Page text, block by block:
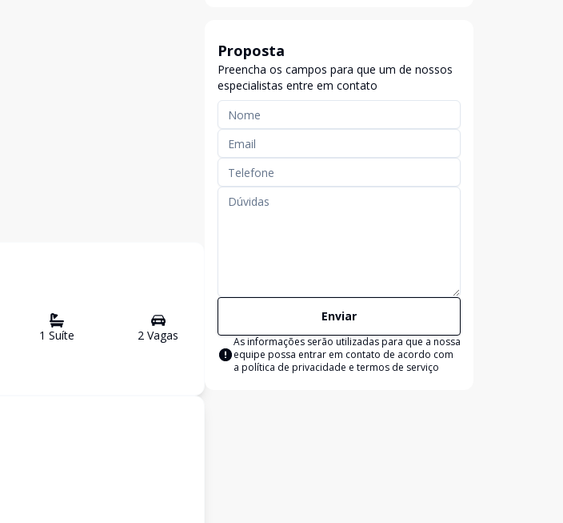
1 Suíte 2 Vagas
Proposta
Preencha os campos para que um de nossos
especialistas entre em contato
Enviar
As informações serão utilizadas para que a nossa
equipe possa entrar em contato de acordo com
a política de privacidade e termos de serviço